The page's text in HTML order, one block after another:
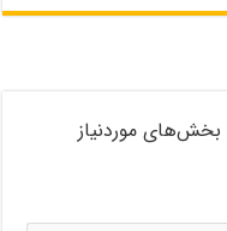
بخش‌های موردنیاز